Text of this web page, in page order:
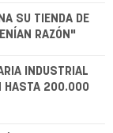
SU TIENDA DE
RAZÓN"
INDUSTRIAL
HASTA 200.000